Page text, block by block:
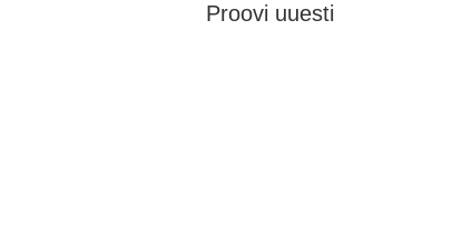
Proovi uuesti